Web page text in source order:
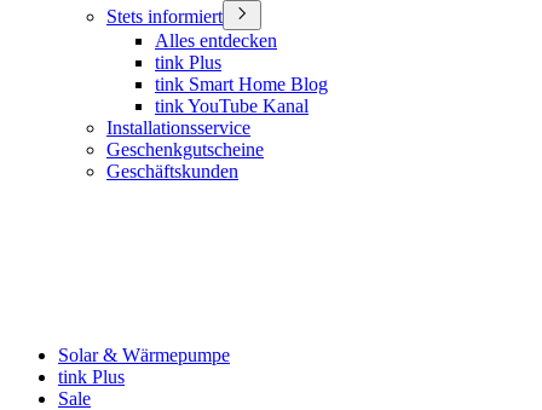
Stets informiert
Alles entdecken
tink Plus
tink Smart Home Blog
tink YouTube Kanal
Installationsservice
Geschenkgutscheine
Geschäftskunden
Solar & Wärmepumpe
tink Plus
Sale